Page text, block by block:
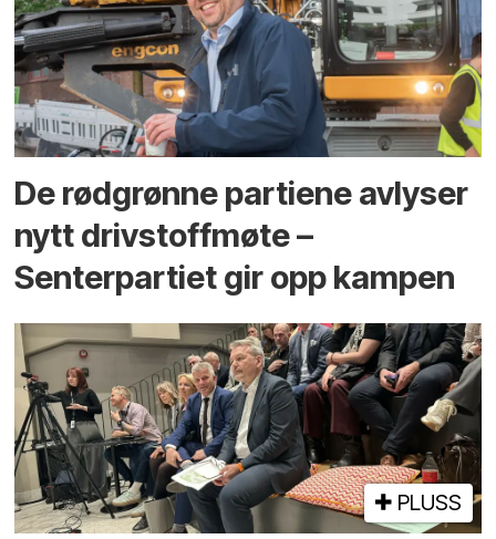
De rødgrønne partiene avlyser
nytt drivstoffmøte –
Senterpartiet gir opp kampen
PLUSS